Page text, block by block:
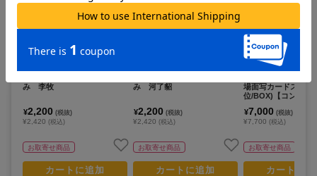
み 李牧
¥2,200 (税抜)
¥2,420 (税込)
お取寄せ商品
カートに追加
み 河了貂
¥2,200 (税抜)
¥2,420 (税込)
お取寄せ商品
カートに追加
場面写カードステッ
位/BOX)【コンプリ
¥7,000 (税抜)
¥7,700 (税込)
お取寄せ商品
カートに